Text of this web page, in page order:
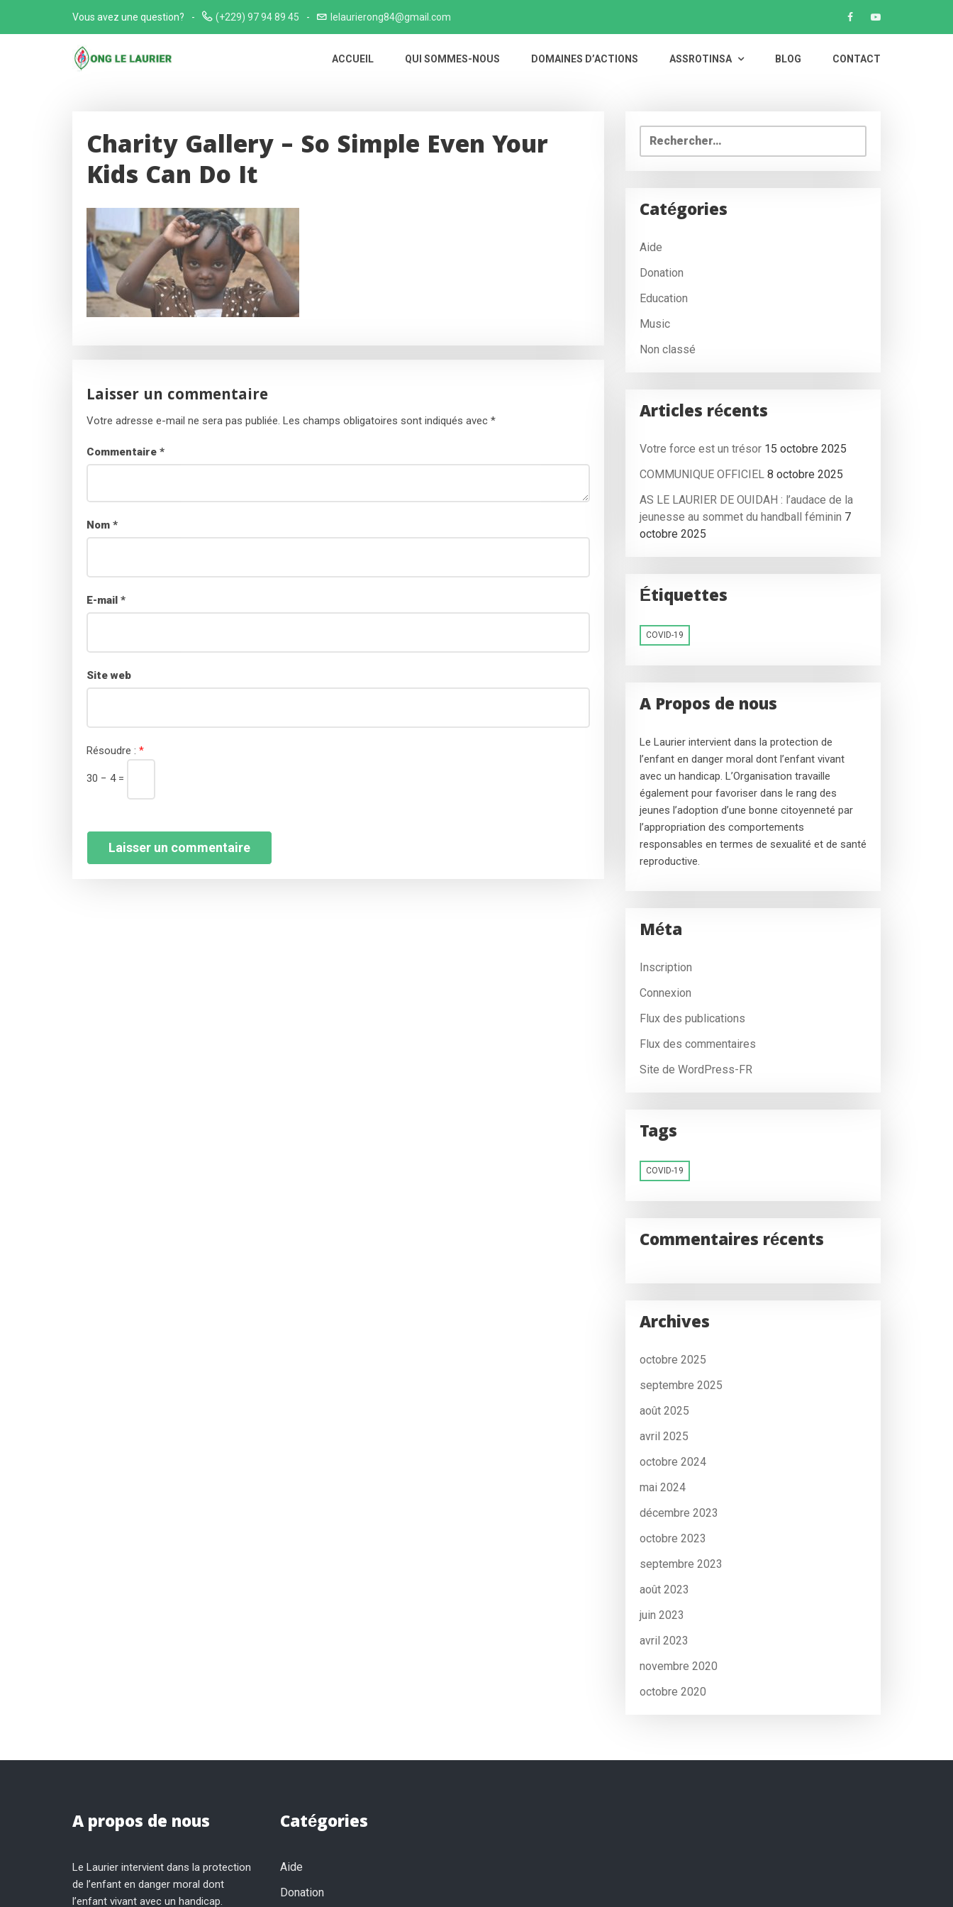
Vous avez une question? (+229) 97 94 89 45 lelaurierong84@gmail.com
ACCUEIL QUI SOMMES-NOUS DOMAINES D’ACTIONS ASSROTINSA BLOG CONTACT
Charity Gallery – So Simple Even Your
Kids Can Do It
Laisser un commentaire
Votre adresse e-mail ne sera pas publiée. Les champs obligatoires sont indiqués avec *
Commentaire *
Nom *
E-mail *
Site web
Résoudre : *
30 − 4 =
Rechercher :
Catégories
Aide
Donation
Education
Music
Non classé
Articles récents
Votre force est un trésor 15 octobre 2025
COMMUNIQUE OFFICIEL 8 octobre 2025
AS LE LAURIER DE OUIDAH : l’audace de la
jeunesse au sommet du handball féminin 7
octobre 2025
Étiquettes
COVID-19
A Propos de nous
Le Laurier intervient dans la protection de
l’enfant en danger moral dont l’enfant vivant
avec un handicap. L’Organisation travaille
également pour favoriser dans le rang des
jeunes l’adoption d’une bonne citoyenneté par
l’appropriation des comportements
responsables en termes de sexualité et de santé
reproductive.
Méta
Inscription
Connexion
Flux des publications
Flux des commentaires
Site de WordPress-FR
Tags
COVID-19
Commentaires récents
Archives
octobre 2025
septembre 2025
août 2025
avril 2025
octobre 2024
mai 2024
décembre 2023
octobre 2023
septembre 2023
août 2023
juin 2023
avril 2023
novembre 2020
octobre 2020
A propos de nous
Le Laurier intervient dans la protection
de l’enfant en danger moral dont
l’enfant vivant avec un handicap.
Catégories
Aide
Donation